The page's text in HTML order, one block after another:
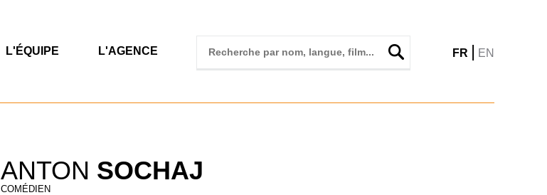
L'ÉQUIPE L'AGENCE FR | EN
ANTON SOCHAJ
COMÉDIEN